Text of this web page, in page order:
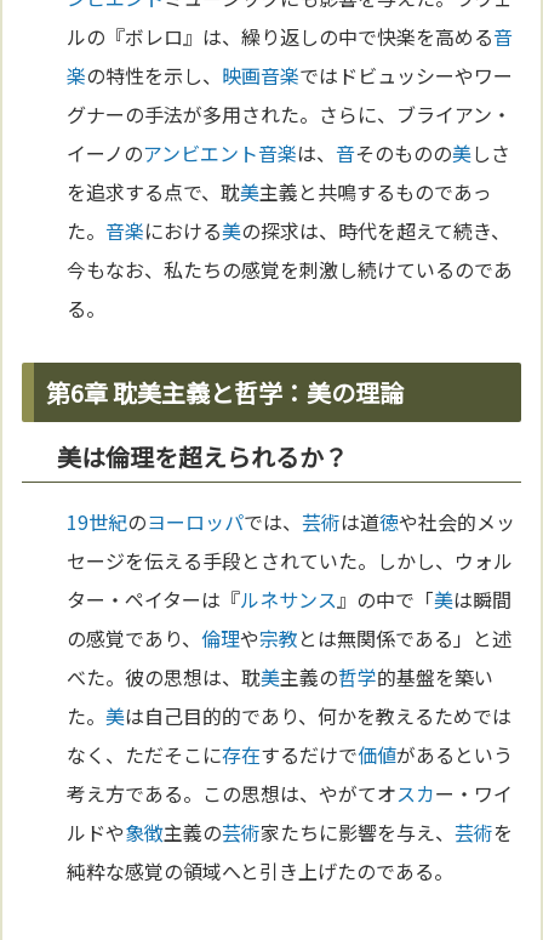
ルの『ボレロ』は、繰り返しの中で快楽を高める音
楽の特性を示し、 映画音楽ではドビュッシーやワー
グナーの手法が多用された。さらに、ブライアン・
イーノのアンビエント音楽は、音そのものの美しさ
を追求する点で、耽美主義と共鳴するものであっ
た。音楽における美の探求は、時代を超えて続き、
今もなお、私たちの感覚を刺激し続けているのであ
る。
第6章 耽美主義と哲学：美の理論
美は倫理を超えられるか？
19世紀のヨーロッパでは、芸術は道徳や社会的メッ
セージを伝える手段とされていた。しかし、ウォル
ター・ペイターは『ルネサンス 』の中で「美は瞬間
の感覚であり、倫理や宗教とは無関係である」と述
べた。彼の思想は、耽美主義の哲学的基盤を築い
た。美は自己目的的であり、何かを教えるためでは
なく、ただそこに存在するだけで価値があるという
考え方である。この思想は、やがてオスカー・ワイ
ルドや象徴主義の芸術家たちに影響を与え、芸術を
純粋な感覚の領域へと引き上げたのである。